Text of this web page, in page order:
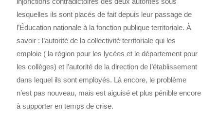
lesquelles ils sont placés de fait depuis leur passage de
l’Éducation nationale à la fonction publique territoriale. À
savoir : l’autorité de la collectivité territoriale qui les
emploie ( la région pour les lycées et le département pour
les collèges) et l’autorité de la direction de l’établissement
dans lequel ils sont employés. Là encore, le problème
n’est pas nouveau, mais est aiguisé et plus pénible encore
à supporter en temps de crise.